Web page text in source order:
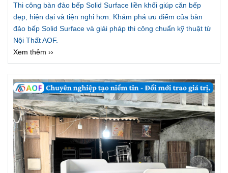
Thi công bàn đảo bếp Solid Surface liền khối giúp căn bếp
đẹp, hiện đại và tiện nghi hơn. Khám phá ưu điểm của bàn
đảo bếp Solid Surface và giải pháp thi công chuẩn kỹ thuật từ
Nội Thất AOF.
Xem thêm ››